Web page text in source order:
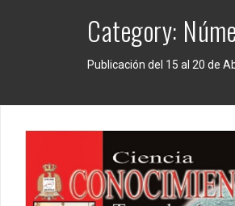
Category:
Publicación del 15 al 20 de